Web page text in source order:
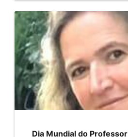
Dia Mundial do Professor